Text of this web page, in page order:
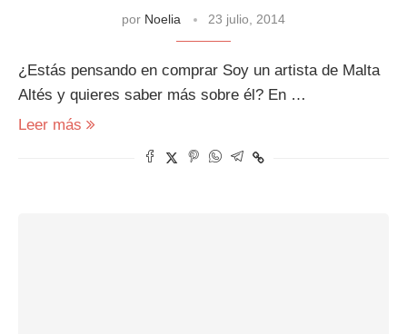
por Noelia 23 julio, 2014
¿Estás pensando en comprar Soy un artista de Malta
Altés y quieres saber más sobre él? En …
Leer más